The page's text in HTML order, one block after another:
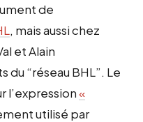
de
, mais aussi chez
et Alain
“réseau BHL”. Le
l’expression«
utilisé par